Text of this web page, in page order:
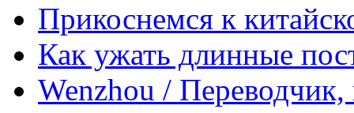
Прикоснемся к
Как ужать длинные
Wenzhou / Переводчик,